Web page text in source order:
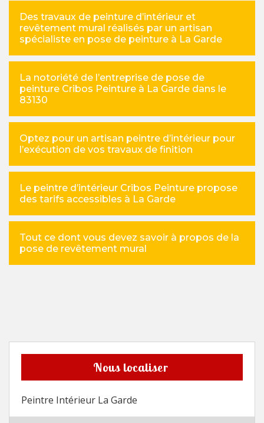
Des travaux de peinture d’intérieur et
revêtement mural réalisés par un artisan
spécialiste en pose de peinture à La Garde
La notoriété de l’entreprise de pose de
peinture Cribos Peinture à La Garde dans le
83130
Optez pour un artisan peintre d’intérieur pour
l’exécution de vos travaux de finition
Le peintre d’intérieur Cribos Peinture propose
des tarifs accessibles à La Garde
Tout ce dont vous devez savoir à propos de la
pose de revêtement mural
Nous localiser
Peintre Intérieur La Garde